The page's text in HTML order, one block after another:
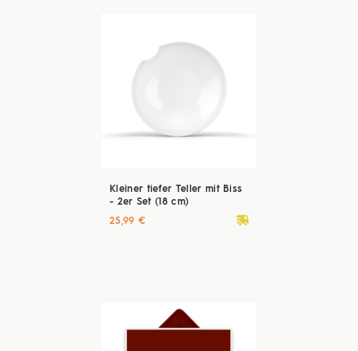
Kleiner tiefer Teller mit Biss
- 2er Set (18 cm)
deliveryvan
25,99 €